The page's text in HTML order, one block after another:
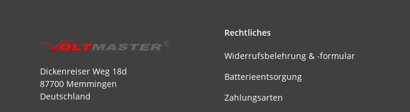
Dickenreiser Weg 18d
87700 Memmingen
Deutschland
Rechtliches
Widerrufsbelehrung & -formular
Batterieentsorgung
Zahlungsarten